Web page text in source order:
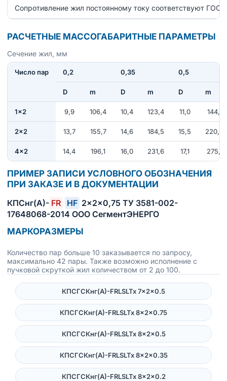
Сопротивление жил постоянному току соответствуют
РАСЧЕТНЫЕ МАССОГАБАРИТНЫЕ ПАРАМЕТРЫ
Сечение жил, мм
Число пар 0,2 0,35 0,5
D m D m D m
1×2 9,9 106,4 10,4 123,4 11,0 144,1
2×2 13,7 155,7 14,6 184,5 15,5 220,0
4×2 14,4 196,1 16,0 231,6 17,1 275,1
ПРИМЕР ЗАПИСИ УСЛОВНОГО ОБОЗНАЧЕНИЯ
ПРИ ЗАКАЗЕ И В ДОКУМЕНТАЦИИ
КПСнг(А)- FR HF 2×2×0,75 ТУ 3581-002-
17648068-2014 ООО СегментЭНЕРГО
МАРКОРАЗМЕРЫ
Количество пар больше 10 заказывается по запросу,
максимально 42 пары. Также возможно исполнение с
пучковой скруткой жил количеством от 2 до 100.
КПСГСКнг(А)-FRLSLTx 7×2×0.5
КПСГСКнг(А)-FRLSLTx 8×2×0.75
КПСГСКнг(А)-FRLSLTx 8×2×0.5
КПСГСКнг(А)-FRLSLTx 8×2×0.35
КПСГСКнг(А)-FRLSLTx 8×2×0.2